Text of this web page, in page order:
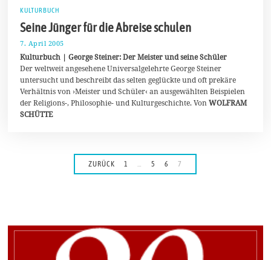
KULTURBUCH
Seine Jünger für die Abreise schulen
7. April 2005
.
J
u
l
i
0
Kulturbuch | George Steiner: Der Meister und seine Schüler
Der weltweit angesehene Universalgelehrte George Steiner
untersucht und beschreibt das selten geglückte und oft prekäre
Verhältnis von ›Meister und Schüler‹ an ausgewählten Beispielen
der Religions-, Philosophie- und Kulturgeschichte. VonWOLFRAM
SCHÜTTE
ZURÜCK 1 5 6 7